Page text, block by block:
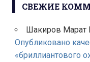
СВЕЖИЕ
Шакиров Марат
Опубликовано
«бриллиантового